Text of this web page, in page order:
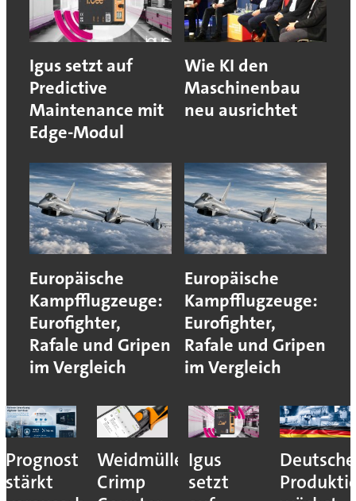
Igus setzt auf
Predictive
Maintenance mit
Edge-Modul
Wie KI den
Maschinenbau
neu ausrichtet
Europäische
Kampfflugzeuge:
Eurofighter,
Rafale und Gripen
im Vergleich
Europäische
Kampfflugzeuge:
Eurofighter,
Rafale und Gripen
im Vergleich
Prognost
stärkt
Weidmüller:
Crimp
Igus
setzt
Deutsche